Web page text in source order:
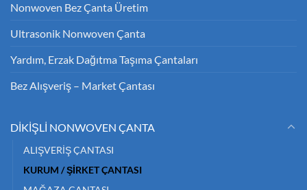
Nonwoven Bez Çanta Üretim
Ultrasonik Nonwoven Çanta
Yardım, Erzak Dağıtma Taşıma Çantaları
Bez Alışveriş – Market Çantası
DİKİŞLİ NONWOVEN ÇANTA
ALIŞVERİŞ ÇANTASI
KURUM / ŞİRKET ÇANTASI